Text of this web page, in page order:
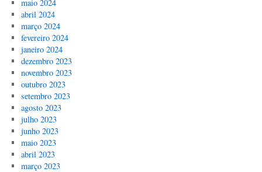
maio 2024
abril 2024
março 2024
fevereiro 2024
janeiro 2024
dezembro 2023
novembro 2023
outubro 2023
setembro 2023
agosto 2023
julho 2023
junho 2023
maio 2023
abril 2023
março 2023